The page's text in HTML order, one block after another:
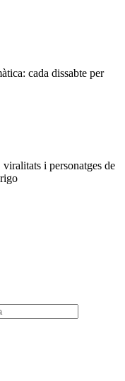
cada dissabte per
i personatges de